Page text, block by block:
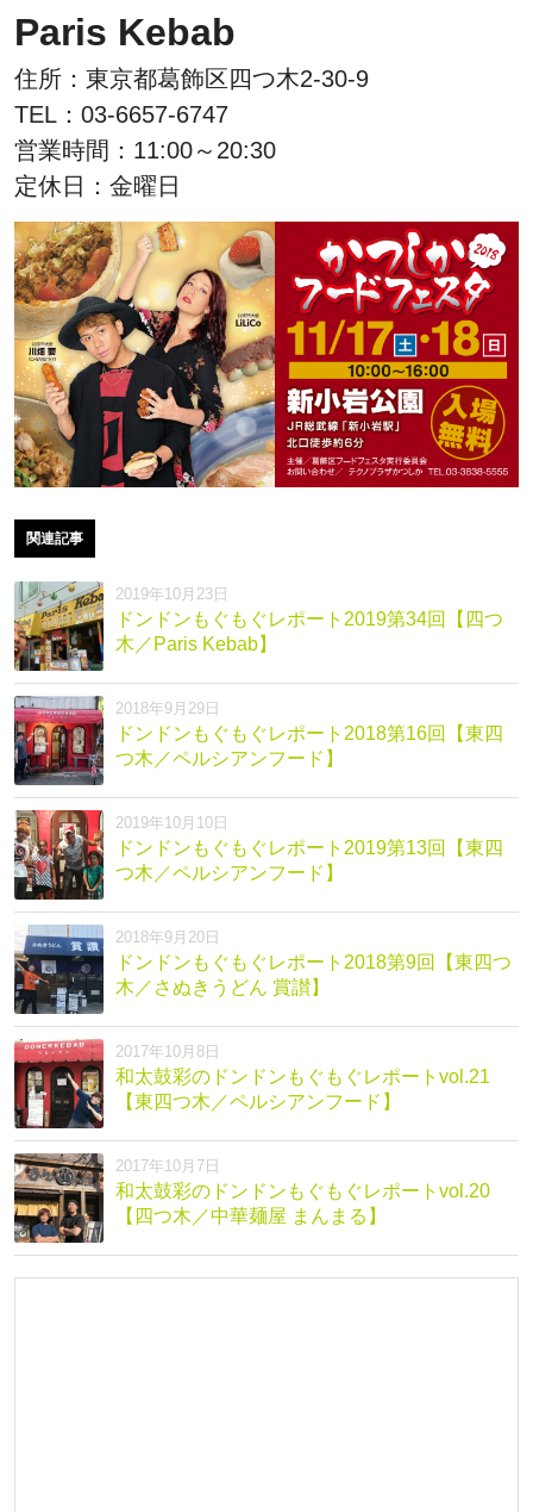
Paris Kebab
住所：東京都葛飾区四つ木2-30-9
TEL：03-6657-6747
営業時間：11:00～20:30
定休日：金曜日
関連記事
2019年10月23日
ドンドンもぐもぐレポート2019第34回【四つ
木／Paris Kebab】
2018年9月29日
ドンドンもぐもぐレポート2018第16回【東四
つ木／ペルシアンフード】
2019年10月10日
ドンドンもぐもぐレポート2019第13回【東四
つ木／ペルシアンフード】
2018年9月20日
ドンドンもぐもぐレポート2018第9回【東四つ
木／さぬきうどん 賞讃】
2017年10月8日
和太鼓彩のドンドンもぐもぐレポートvol.21
【東四つ木／ペルシアンフード】
2017年10月7日
和太鼓彩のドンドンもぐもぐレポートvol.20
【四つ木／中華麺屋 まんまる】